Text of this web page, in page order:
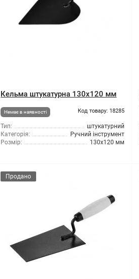
Кельма штукатурна 130x120 мм
Немає в наявності Код товару: 18285
Тип:
штукатурний
Категорія:
Ручний інструмент
Розмір:
130x120 мм
Продано